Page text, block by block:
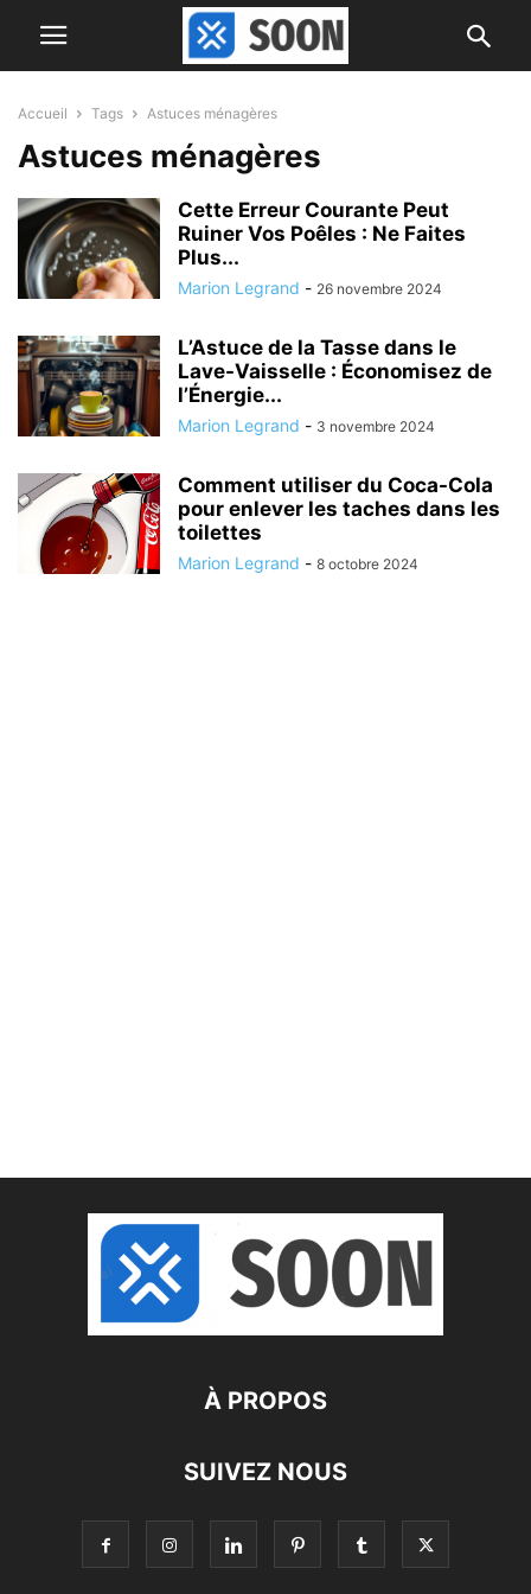
Accueil Tags Astuces ménagères
Astuces ménagères
Cette Erreur Courante Peut
Ruiner Vos Poêles : Ne Faites
Plus...
Marion Legrand - 26 novembre 2024
L’Astuce de la Tasse dans le
Lave-Vaisselle : Économisez de
l’Énergie...
Marion Legrand - 3 novembre 2024
Comment utiliser du Coca-Cola
pour enlever les taches dans les
toilettes
Marion Legrand - 8 octobre 2024
À PROPOS
SUIVEZ NOUS